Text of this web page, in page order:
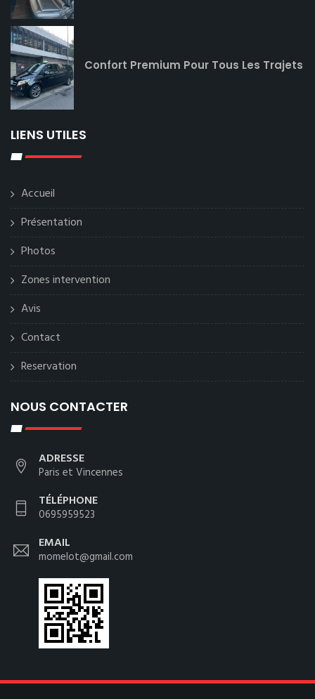
Confort Premium Pour Tous Les Trajets
LIENS UTILES
Accueil
Présentation
Photos
Zones intervention
Avis
Contact
Reservation
NOUS CONTACTER
ADRESSE
Paris et Vincennes
TÉLÉPHONE
0695959523
EMAIL
momelot@gmail.com